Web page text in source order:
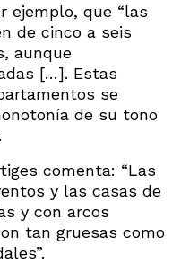
ejemplo, que “las
de cinco a seis
aunque
[…]. Estas
se
de su tono
comenta: “Las
y las casas de
y con arcos
tan gruesas como